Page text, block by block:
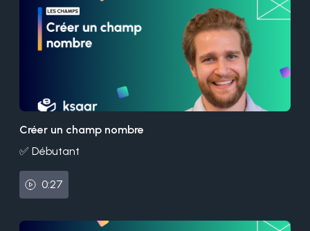
Créer un champ nombre
✅ Débutant
0:27